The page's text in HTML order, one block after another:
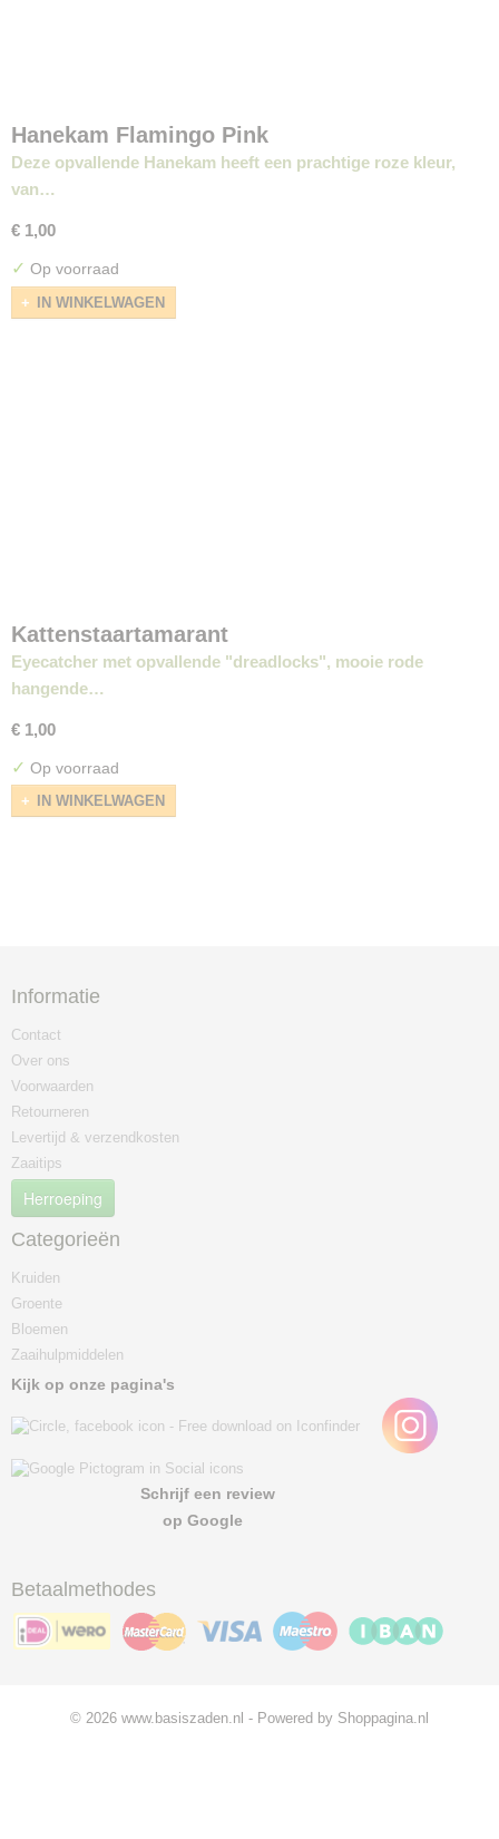
Hanekam Flamingo Pink
Deze opvallende Hanekam heeft een prachtige roze kleur,
van…
€ 1,00
✓ Op voorraad
IN WINKELWAGEN
Kattenstaartamarant
Eyecatcher met opvallende "dreadlocks", mooie rode
hangende…
€ 1,00
✓ Op voorraad
IN WINKELWAGEN
Informatie
Contact
Over ons
Voorwaarden
Retourneren
Levertijd & verzendkosten
Zaaitips
Herroeping
Categorieën
Kruiden
Groente
Bloemen
Zaaihulpmiddelen
Kijk op onze pagina's
Schrijf een review
op Google
Betaalmethodes
© 2026 www.basiszaden.nl - Powered by Shoppagina.nl